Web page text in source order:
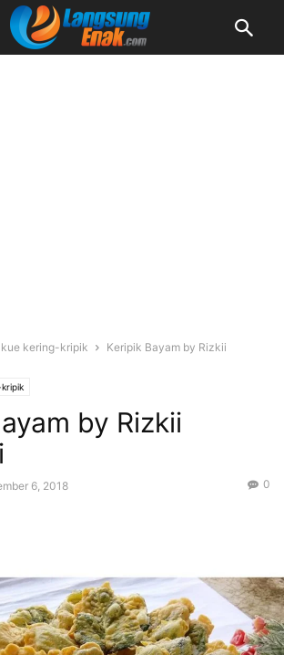
kue kering-kripik
Keripik Bayam by Rizkii
by Rizkii
6, 2018 0